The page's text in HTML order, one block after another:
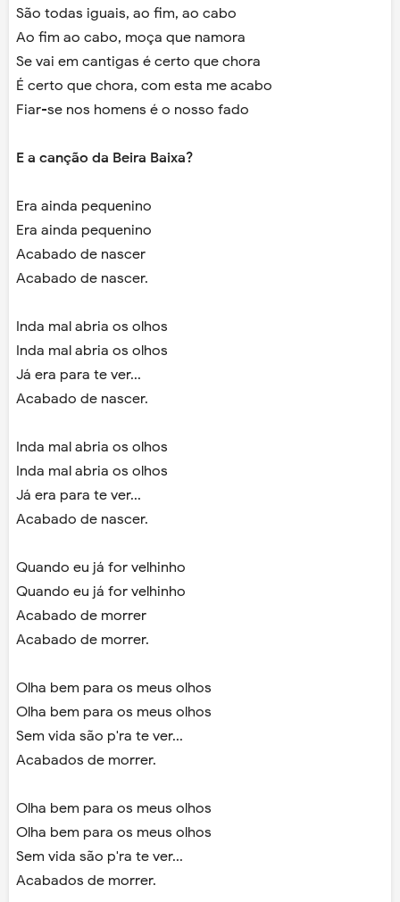
São todas iguais, ao fim, ao cabo
Ao fim ao cabo, moça que namora
Se vai em cantigas é certo que chora
É certo que chora, com esta me acabo
Fiar-se nos homens é o nosso fado
E a canção da Beira Baixa?
Era ainda pequenino
Era ainda pequenino
Acabado de nascer
Acabado de nascer.
Inda mal abria os olhos
Inda mal abria os olhos
Já era para te ver...
Acabado de nascer.
Inda mal abria os olhos
Inda mal abria os olhos
Já era para te ver...
Acabado de nascer.
Quando eu já for velhinho
Quando eu já for velhinho
Acabado de morrer
Acabado de morrer.
Olha bem para os meus olhos
Olha bem para os meus olhos
Sem vida são p'ra te ver...
Acabados de morrer.
Olha bem para os meus olhos
Olha bem para os meus olhos
Sem vida são p'ra te ver...
Acabados de morrer.